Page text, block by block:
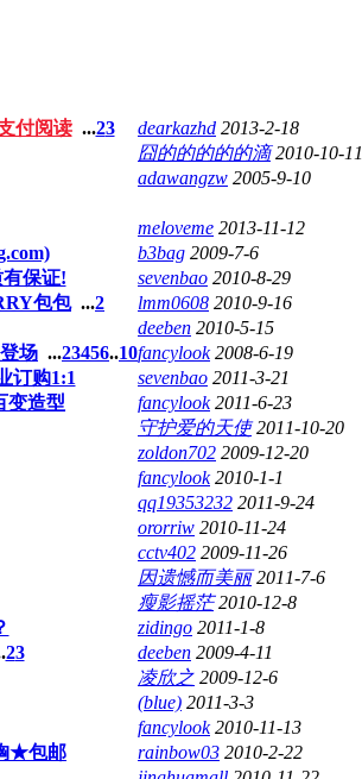
付阅读 ...23 dearkazhd 2013-2-18
囧的的的的的滴 2010-10-11
adawangzw 2005-9-10
meloveme 2013-11-12
b3bag 2009-7-6
保证!
sevenbao 2010-8-29
包包 ...2 lmm0608 2010-9-16
deeben 2010-5-15
场 ...23456..10fancylook 2008-6-19
订购1:1
sevenbao 2011-3-21
变造型
fancylook 2011-6-23
守护爱的天使 2011-10-20
zoldon702 2009-12-20
fancylook 2010-1-1
qq19353232 2011-9-24
ororriw 2010-11-24
cctv402 2009-11-26
因遗憾而美丽 2011-7-6
瘦影摇茫 2010-12-8
zidingo 2011-1-8
23 deeben 2009-4-11
凌欣之 2009-12-6
(blue) 2011-3-3
fancylook 2010-11-13
★包邮
rainbow03 2010-2-22